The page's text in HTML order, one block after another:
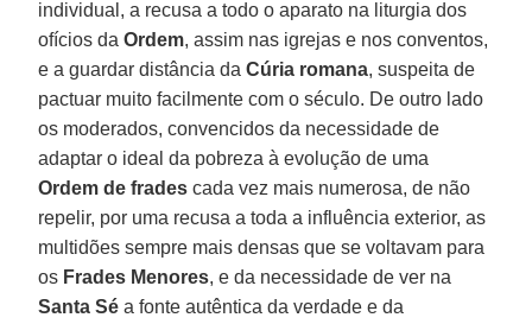
individual, a recusa a todo o aparato na liturgia dos
ofícios daOrdem, assim nas igrejas e nos conventos,
e a guardar distância daCúria romana, suspeita de
pactuar muito facilmente com o século. De outro lado
os moderados, convencidos da necessidade de
adaptar o ideal da pobreza à evolução de uma
Ordem de frades cada vez mais numerosa, de não
repelir, por uma recusa a toda a influência exterior, as
multidões sempre mais densas que se voltavam para
os Frades Menores, e da necessidade de ver na
Santa Sé a fonte autêntica da verdade e da